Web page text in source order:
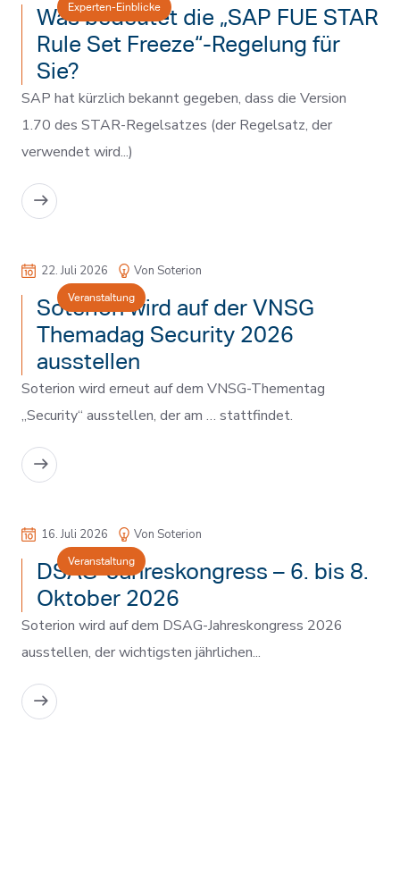
Experten-Einblicke
Was bedeutet die „SAP FUE STAR
Rule Set Freeze“-Regelung für
Sie?
SAP hat kürzlich bekannt gegeben, dass die Version
1.70 des STAR-Regelsatzes (der Regelsatz, der
verwendet wird...)
Veranstaltung
Von Soterion
22. Juli 2026
Soterion wird auf der VNSG
Themadag Security 2026
ausstellen
Soterion wird erneut auf dem VNSG-Thementag
„Security“ ausstellen, der am … stattfindet.
Veranstaltung
Von Soterion
16. Juli 2026
DSAG-Jahreskongress – 6. bis 8.
Oktober 2026
Soterion wird auf dem DSAG-Jahreskongress 2026
ausstellen, der wichtigsten jährlichen...